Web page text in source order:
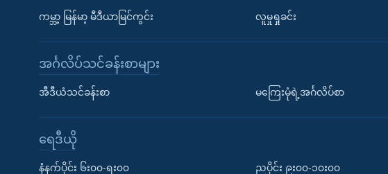
ကမ္ဘာ့ မြန်မာ့ မီဒီယာမြင်ကွင်း လူမှုရှုခင်း
အင်္ဂလိပ်သင်ခန်းစာများ
အီဒီယံသင်ခန်းစာ မကြေးမုံရဲ့အင်္ဂလိပ်စာ
ရေဒီယို
နံနက်ပိုင်း ၆း၀၀-ရး၀၀ ညပိုင်း ၉း၀၀-၁၀း၀၀